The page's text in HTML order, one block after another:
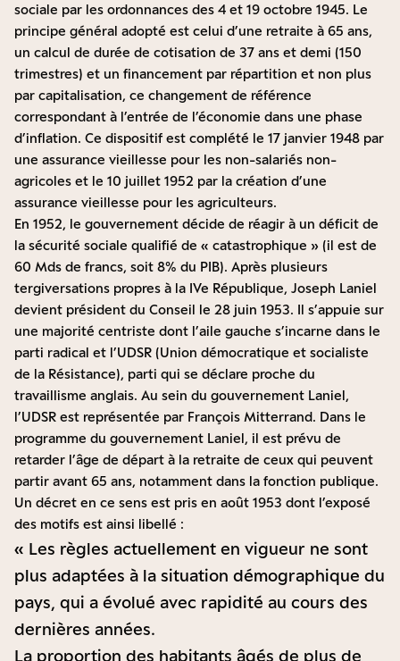
sociale par les ordonnances des 4 et 19 octobre 1945. Le
principe général adopté est celui d’une retraite à 65 ans,
un calcul de durée de cotisation de 37 ans et demi (150
trimestres) et un financement par répartition et non plus
par capitalisation, ce changement de référence
correspondant à l’entrée de l’économie dans une phase
d’inflation. Ce dispositif est complété le 17 janvier 1948 par
une assurance vieillesse pour les non-salariés non-
agricoles et le 10 juillet 1952 par la création d’une
assurance vieillesse pour les agriculteurs.
En 1952, le gouvernement décide de réagir à un déficit de
la sécurité sociale qualifié de « catastrophique » (il est de
60 Mds de francs, soit 8% du PIB). Après plusieurs
tergiversations propres à la IVe République, Joseph Laniel
devient président du Conseil le 28 juin 1953. Il s’appuie sur
une majorité centriste dont l’aile gauche s’incarne dans le
parti radical et l’UDSR (Union démocratique et socialiste
de la Résistance), parti qui se déclare proche du
travaillisme anglais. Au sein du gouvernement Laniel,
l’UDSR est représentée par François Mitterrand. Dans le
programme du gouvernement Laniel, il est prévu de
retarder l’âge de départ à la retraite de ceux qui peuvent
partir avant 65 ans, notamment dans la fonction publique.
Un décret en ce sens est pris en août 1953 dont l’exposé
des motifs est ainsi libellé :
« Les règles actuellement en vigueur ne sont
plus adaptées à la situation démographique du
pays, qui a évolué avec rapidité au cours des
dernières années.
La proportion des habitants âgés de plus de